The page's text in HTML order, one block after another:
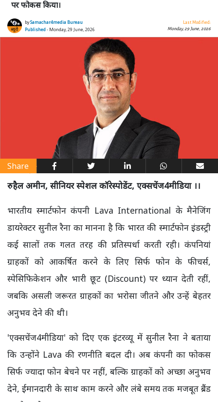
पर फोकस किया।
bySamachar4media Bureau
Published- Monday, 29 June, 2026
Last Modified:
Monday, 29 June, 2026
Share
रुहैल अमीन, सीनियर स्पेशल कॉरेस्पोडेंट, एक्सचेंज4मीडिया ।।
भारतीय स्मार्टफोन कंपनी Lava International के मैनेजिंग
डायरेक्टर सुनील रैना का मानना है कि भारत की स्मार्टफोन इंडस्ट्री
कई सालों तक गलत तरह की प्रतिस्पर्धा करती रही। कंपनियां
ग्राहकों को आकर्षित करने के लिए सिर्फ फोन के फीचर्स,
स्पेसिफिकेशन और भारी छूट (Discount) पर ध्यान देती रहीं,
जबकि असली जरूरत ग्राहकों का भरोसा जीतने और उन्हें बेहतर
अनुभव देने की थी।
'एक्सचेंज4मीडिया' को दिए एक इंटरव्यू में सुनील रैना ने बताया
कि उन्होंने Lava की रणनीति बदल दी। अब कंपनी का फोकस
सिर्फ ज्यादा फोन बेचने पर नहीं, बल्कि ग्राहकों को अच्छा अनुभव
देने, ईमानदारी के साथ काम करने और लंबे समय तक मजबूत ब्रैंड